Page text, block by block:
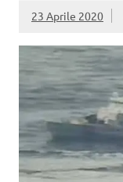
23 Aprile 2020